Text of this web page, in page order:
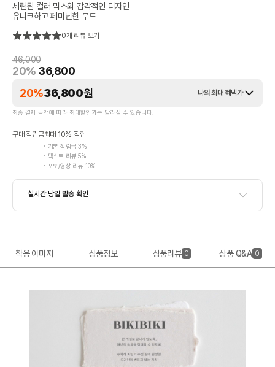
세련된 컬러 믹스와 감각적인 디자인
유니크하고 페미닌한 무드
0개 리뷰 보기
20%36,800원 나의 최대 혜택가
최종 결제 금액에 따라 최대할인가는 달라질 수 있습니다.
46,000
20% 36,800
구매 적립금최대 10% 적립
기본 적립금 3%
텍스트 리뷰 5%
포토/영상 리뷰 10%
착용 이미지 상품정보 상품리뷰 0 상품 Q&A 0